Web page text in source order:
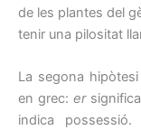
de les plantes del
tenir una pilositat
La segona
en grec:er
indica possessió.